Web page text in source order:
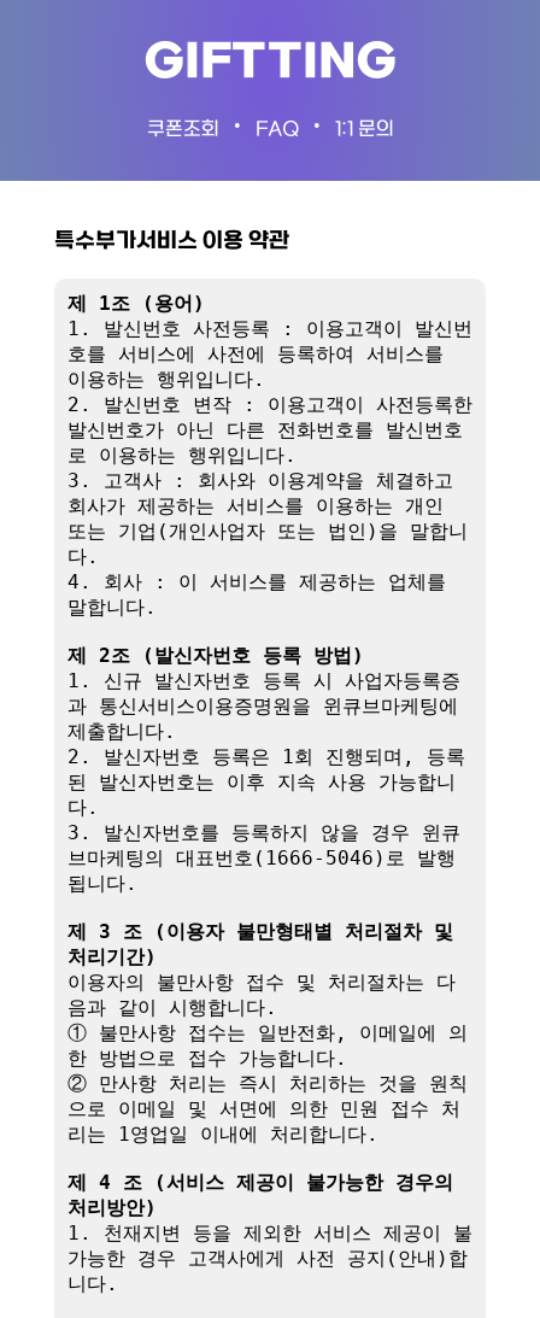
GIFTTING
쿠폰조회 • FAQ • 1:1 문의
특수부가서비스 이용 약관
제 1조 (용어)
1. 발신번호 사전등록 : 이용고객이 발신번
호를 서비스에 사전에 등록하여 서비스를
이용하는 행위입니다.
2. 발신번호 변작 : 이용고객이 사전등록한
발신번호가 아닌 다른 전화번호를 발신번호
로 이용하는 행위입니다.
3. 고객사 : 회사와 이용계약을 체결하고
회사가 제공하는 서비스를 이용하는 개인
또는 기업(개인사업자 또는 법인)을 말합니
다.
4. 회사 : 이 서비스를 제공하는 업체를
말합니다.
제 2조 (발신자번호 등록 방법)
1. 신규 발신자번호 등록 시 사업자등록증
과 통신서비스이용증명원을 윈큐브마케팅에
제출합니다.
2. 발신자번호 등록은 1회 진행되며, 등록
된 발신자번호는 이후 지속 사용 가능합니
다.
3. 발신자번호를 등록하지 않을 경우 윈큐
브마케팅의 대표번호(1666-5046)로 발행
됩니다.
제 3 조 (이용자 불만형태별 처리절차 및
처리기간)
이용자의 불만사항 접수 및 처리절차는 다
음과 같이 시행합니다.
① 불만사항 접수는 일반전화, 이메일에 의
한 방법으로 접수 가능합니다.
② 만사항 처리는 즉시 처리하는 것을 원칙
으로 이메일 및 서면에 의한 민원 접수 처
리는 1영업일 이내에 처리합니다.
제 4 조 (서비스 제공이 불가능한 경우의
처리방안)
1. 천재지변 등을 제외한 서비스 제공이 불
가능한 경우 고객사에게 사전 공지(안내)합
니다.